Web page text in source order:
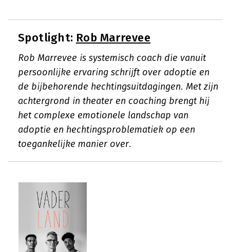
Spotlight: Rob Marrevee
Rob Marrevee is systemisch coach die vanuit
persoonlijke ervaring schrijft over adoptie en
de bijbehorende hechtingsuitdagingen. Met zijn
achtergrond in theater en coaching brengt hij
het complexe emotionele landschap van
adoptie en hechtingsproblematiek op een
toegankelijke manier over.